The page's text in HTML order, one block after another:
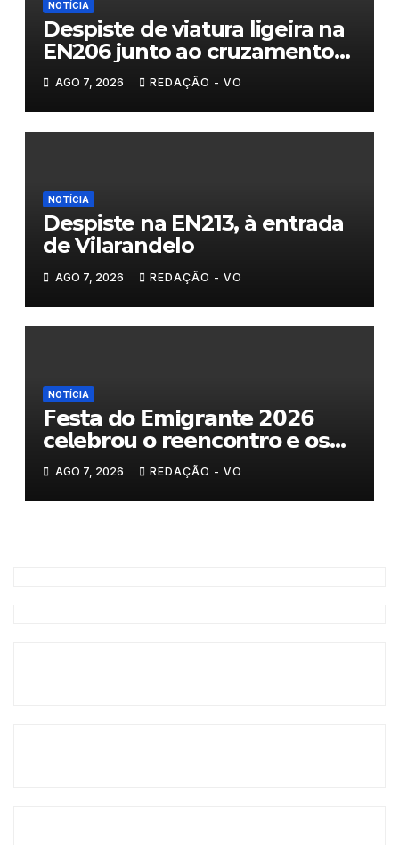
NOTÍCIA
Despiste de viatura ligeira na
EN206 junto ao cruzamento
Fornos do Pinhal
AGO 7, 2026 REDAÇÃO - VO
NOTÍCIA
Despiste na EN213, à entrada
de Vilarandelo
AGO 7, 2026 REDAÇÃO - VO
NOTÍCIA
𝗙𝗲𝘀𝘁𝗮 𝗱𝗼 𝗘𝗺𝗶𝗴𝗿𝗮𝗻𝘁𝗲 𝟮𝟬𝟮𝟲
𝗰𝗲𝗹𝗲𝗯𝗿𝗼𝘂 𝗼 𝗿𝗲𝗲𝗻𝗰𝗼𝗻𝘁𝗿𝗼 𝗲 𝗼𝘀
𝗹𝗮𝗰̧𝗼𝘀 𝗾𝘂𝗲 𝘂𝗻𝗲𝗺 𝗠𝘂𝗿𝗰̧𝗮
AGO 7, 2026 REDAÇÃO - VO